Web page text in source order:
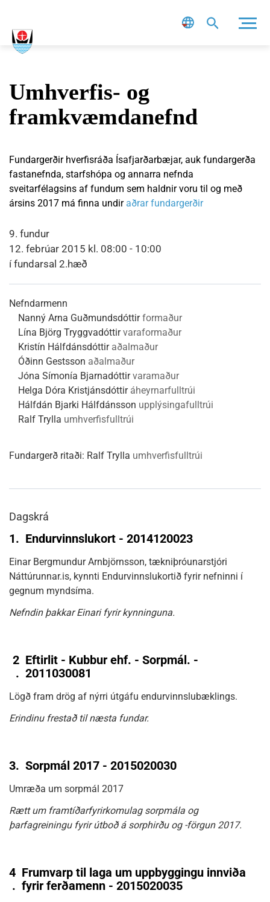
Umhverfis- og
framkvæmdanefnd
Fundargerðir hverfisráða Ísafjarðarbæjar, auk fundargerða
fastanefnda, starfshópa og annarra nefnda
sveitarfélagsins af fundum sem haldnir voru til og með
ársins 2017 má finna undir aðrar fundargerðir
9. fundur
12. febrúar 2015 kl. 08:00 - 10:00
í fundarsal 2.hæð
Nefndarmenn
Nanný Arna Guðmundsdóttir formaður
Lína Björg Tryggvadóttir varaformaður
Kristín Hálfdánsdóttir aðalmaður
Óðinn Gestsson aðalmaður
Jóna Símonía Bjarnadóttir varamaður
Helga Dóra Kristjánsdóttir áheyrnarfulltrúi
Hálfdán Bjarki Hálfdánsson upplýsingafulltrúi
Ralf Trylla umhverfisfulltrúi
Fundargerð ritaði: Ralf Trylla umhverfisfulltrúi
Dagskrá
1. Endurvinnslukort - 2014120023
Einar Bergmundur Arnbjörnsson, tækniþróunarstjóri
Náttúrunnar.is, kynnti Endurvinnslukortið fyrir nefninni í
gegnum myndsíma.
Nefndin þakkar Einari fyrir kynninguna.
2
.
Eftirlit - Kubbur ehf. - Sorpmál. -
2011030081
Lögð fram drög af nýrri útgáfu endurvinnslubæklings.
Erindinu frestað til næsta fundar.
3. Sorpmál 2017 - 2015020030
Umræða um sorpmál 2017
Rætt um framtíðarfyrirkomulag sorpmála og
þarfagreiningu fyrir útboð á sorphirðu og -förgun 2017.
4
.
Frumvarp til laga um uppbyggingu innviða
fyrir ferðamenn - 2015020035